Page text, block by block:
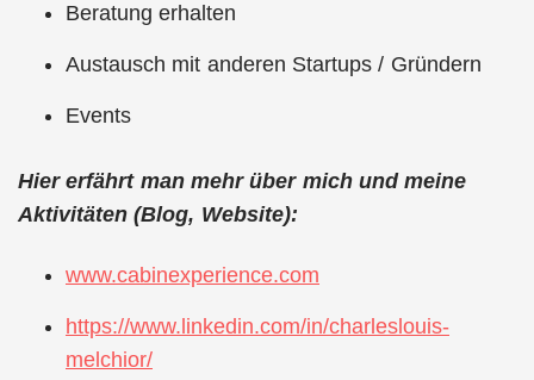
Beratung erhalten
Austausch mit anderen Startups / Gründern
Events
Hier erfährt man mehr über mich und meine
Aktivitäten (Blog, Website):
www.cabinexperience.com
https://www.linkedin.com/in/charleslouis-
melchior/